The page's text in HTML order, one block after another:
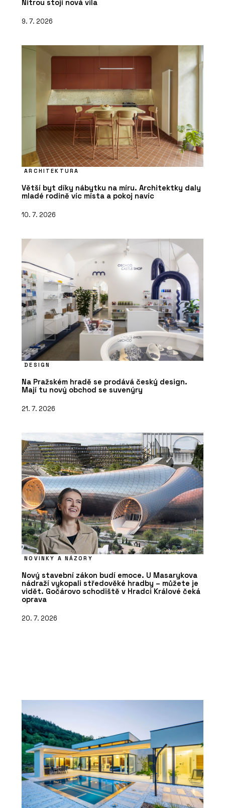
Nitrou stojí nová vila
9. 7. 2026
ARCHITEKTURA
Větší byt díky nábytku na míru. Architektky daly
mladé rodině víc místa a pokoj navíc
10. 7. 2026
DESIGN
Na Pražském hradě se prodává český design.
Mají tu nový obchod se suvenýry
21. 7. 2026
NOVINKY A NÁZORY
Nový stavební zákon budí emoce. U Masarykova
nádraží vykopali středověké hradby – můžete je
vidět. Gočárovo schodiště v Hradci Králové čeká
oprava
20. 7. 2026